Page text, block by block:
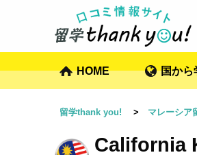
HOME 国から
留学thank you! > マレーシア
California